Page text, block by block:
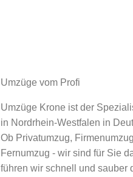
Umzüge vom Profi
Umzüge Krone ist der
in Nordrhein-Westfalen in
Ob Privatumzug,
Fernumzug - wir sind für Sie
führen wir schnell und sauber